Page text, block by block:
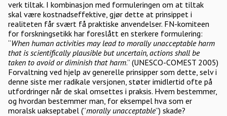
verk tiltak. I kombinasjon med formuleringen om at tiltak
skal være kostnadseffektive, gjør dette at prinsippet i
realiteten får svært få praktiske anvendelser. FN-komiteen
for forskningsetikk har foreslått en sterkere formulering:
“When human activities may lead to morally unacceptable harm
that is scientifically plausible but uncertain, actions shall be
taken to avoid or diminish that harm.” (UNESCO-COMEST 2005)
Forvaltning ved hjelp av generelle prinsipper som dette, selv i
denne siste mer radikale versjonen, støter imidlertid ofte på
utfordringer når de skal omsettes i praksis. Hvem bestemmer,
og hvordan bestemmer man, for eksempel hva som er
moralsk uakseptabel (”morally unacceptable”) skade?